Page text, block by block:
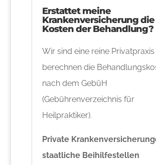
Erstattet meine
Krankenversicherung die
Kosten der Behandlung?
Wir sind eine reine
berechnen die
nach dem GebüH
(Gebührenverzeichnis für
Heilpraktiker).
Private
staatliche Beihilfestellen